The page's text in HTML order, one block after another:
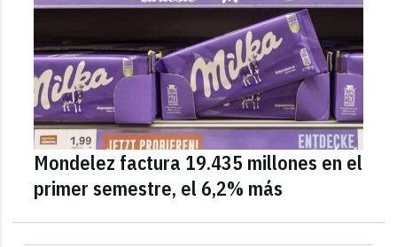
Mondelez factura 19.435 millones en el
primer semestre, el 6,2% más